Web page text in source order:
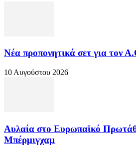
Νέα προπονητικά σετ για τον
10 Αυγούστου 2026
Αυλαία στο Ευρωπαϊκό
Μπέρμιγχαμ